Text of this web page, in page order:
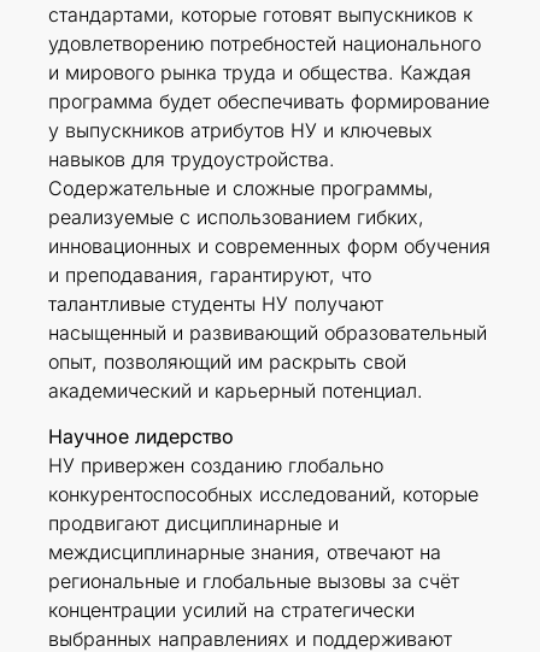
стандартами, которые готовят выпускников к
удовлетворению потребностей национального
и мирового рынка труда и общества. Каждая
программа будет обеспечивать формирование
у выпускников атрибутов НУ и ключевых
навыков для трудоустройства.
Содержательные и сложные программы,
реализуемые с использованием гибких,
инновационных и современных форм обучения
и преподавания, гарантируют, что
талантливые студенты НУ получают
насыщенный и развивающий образовательный
опыт, позволяющий им раскрыть свой
академический и карьерный потенциал.
Научное лидерство
НУ привержен созданию глобально
конкурентоспособных исследований, которые
продвигают дисциплинарные и
междисциплинарные знания, отвечают на
региональные и глобальные вызовы за счёт
концентрации усилий на стратегически
выбранных направлениях и поддерживают